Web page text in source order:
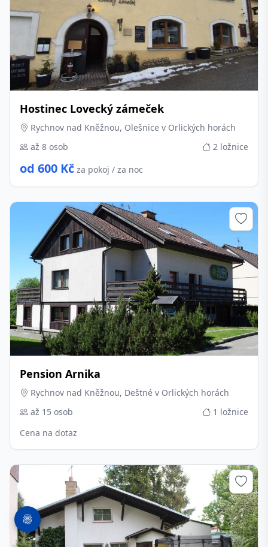
Hostinec Lovecký zámeček
Rychnov nad Kněžnou, Olešnice v Orlických horách
až 8 osob
2 ložnice
od 600 Kč za pokoj / za noc
Pension Arnika
Rychnov nad Kněžnou, Deštné v Orlických horách
až 15 osob
1 ložnice
Cena na dotaz